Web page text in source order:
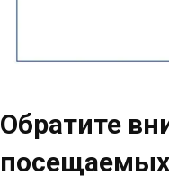
Обратите